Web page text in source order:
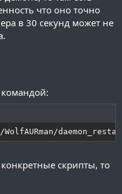
что оно точно
в 30 секунд может не
скрипты, то